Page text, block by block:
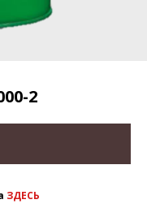
2
ЗДЕСЬ